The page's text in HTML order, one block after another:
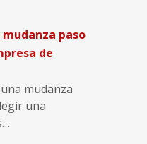
paso
de
mudanza
una